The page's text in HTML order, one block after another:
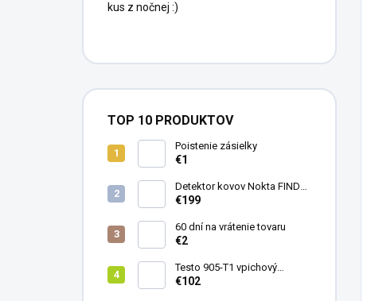
kus z nočnej :)
TOP 10 PRODUKTOV
Poistenie zásielky
€1
Detektor kovov Nokta FINDX
Pro
€199
60 dní na vrátenie tovaru
€2
Testo 905-T1 vpichový
teplomer
€102